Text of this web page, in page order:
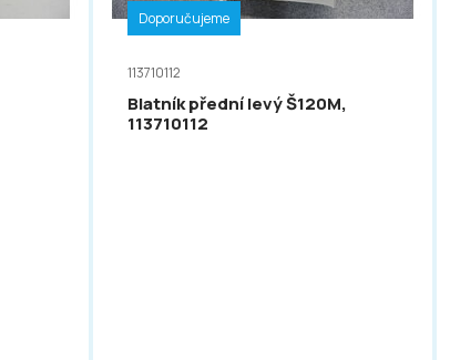
Doporučujeme
113710112
Blatník přední levý Š120M,
113710112